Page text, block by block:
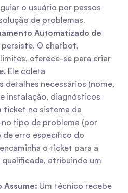
o usuário por passos
de problemas.
Automatizado de
O chatbot,
oferece-se para criar
Ele coleta
detalhes necessários (nome,
instalação, diagnósticos
ticket no sistema da
no tipo de problema (por
de erro específico do
o ticket para a
atribuindo um
Assume: Um técnico recebe